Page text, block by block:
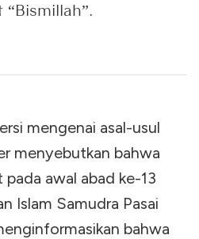
“Bismillah”.
mengenai asal-usul
menyebutkan bahwa
awal abad ke-13
Islam Samudra Pasai
bahwa